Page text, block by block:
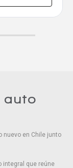
nuevo en Chile junto
integral que reúne